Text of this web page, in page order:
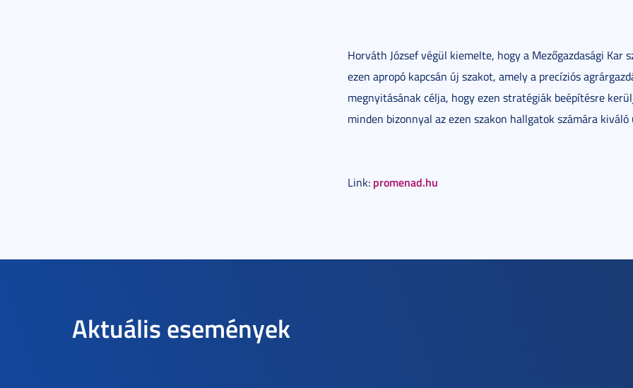
Horváth József végül kiemelte, hogy a Mezőgazdasági
ezen apropó kapcsán új szakot, amely a precíziós
megnyitásának célja, hogy ezen stratégiák beépítésre
minden bizonnyal az ezen szakon hallgatok számára
Link: promenad.hu
Aktuális események